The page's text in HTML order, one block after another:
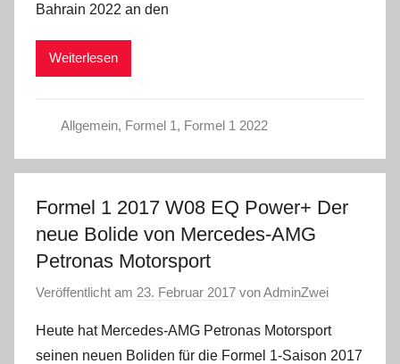
Bahrain 2022 an den
Weiterlesen
Allgemein, Formel 1, Formel 1 2022
Formel 1 2017 W08 EQ Power+ Der
neue Bolide von Mercedes-AMG
Petronas Motorsport
Veröffentlicht am 23. Februar 2017 vonAdminZwei
Heute hat Mercedes-AMG Petronas Motorsport
seinen neuen Boliden für die Formel 1-Saison 2017